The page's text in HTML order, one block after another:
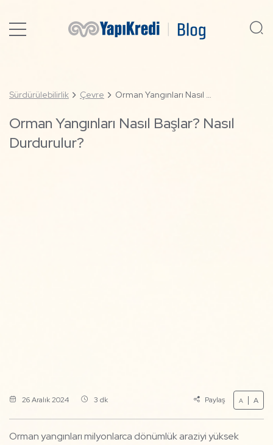
Sürdürülebilirlik Çevre Orman Yangınları Nasıl Başlar? Nasıl Durdurulur?
Orman Yangınları Nasıl Başlar? Nasıl
Durdurulur?
26 Aralık 2024 3 dk A
A
Paylaş
Orman yangınları milyonlarca dönümlük araziyi yüksek